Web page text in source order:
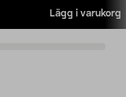
Lägg i varukorg